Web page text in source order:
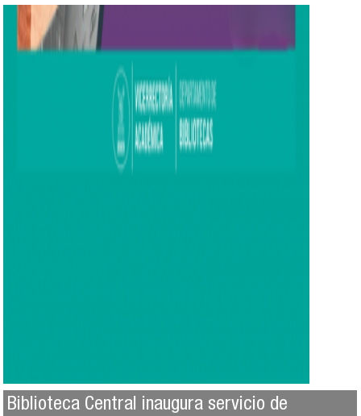
Biblioteca Central inaugura servicio de